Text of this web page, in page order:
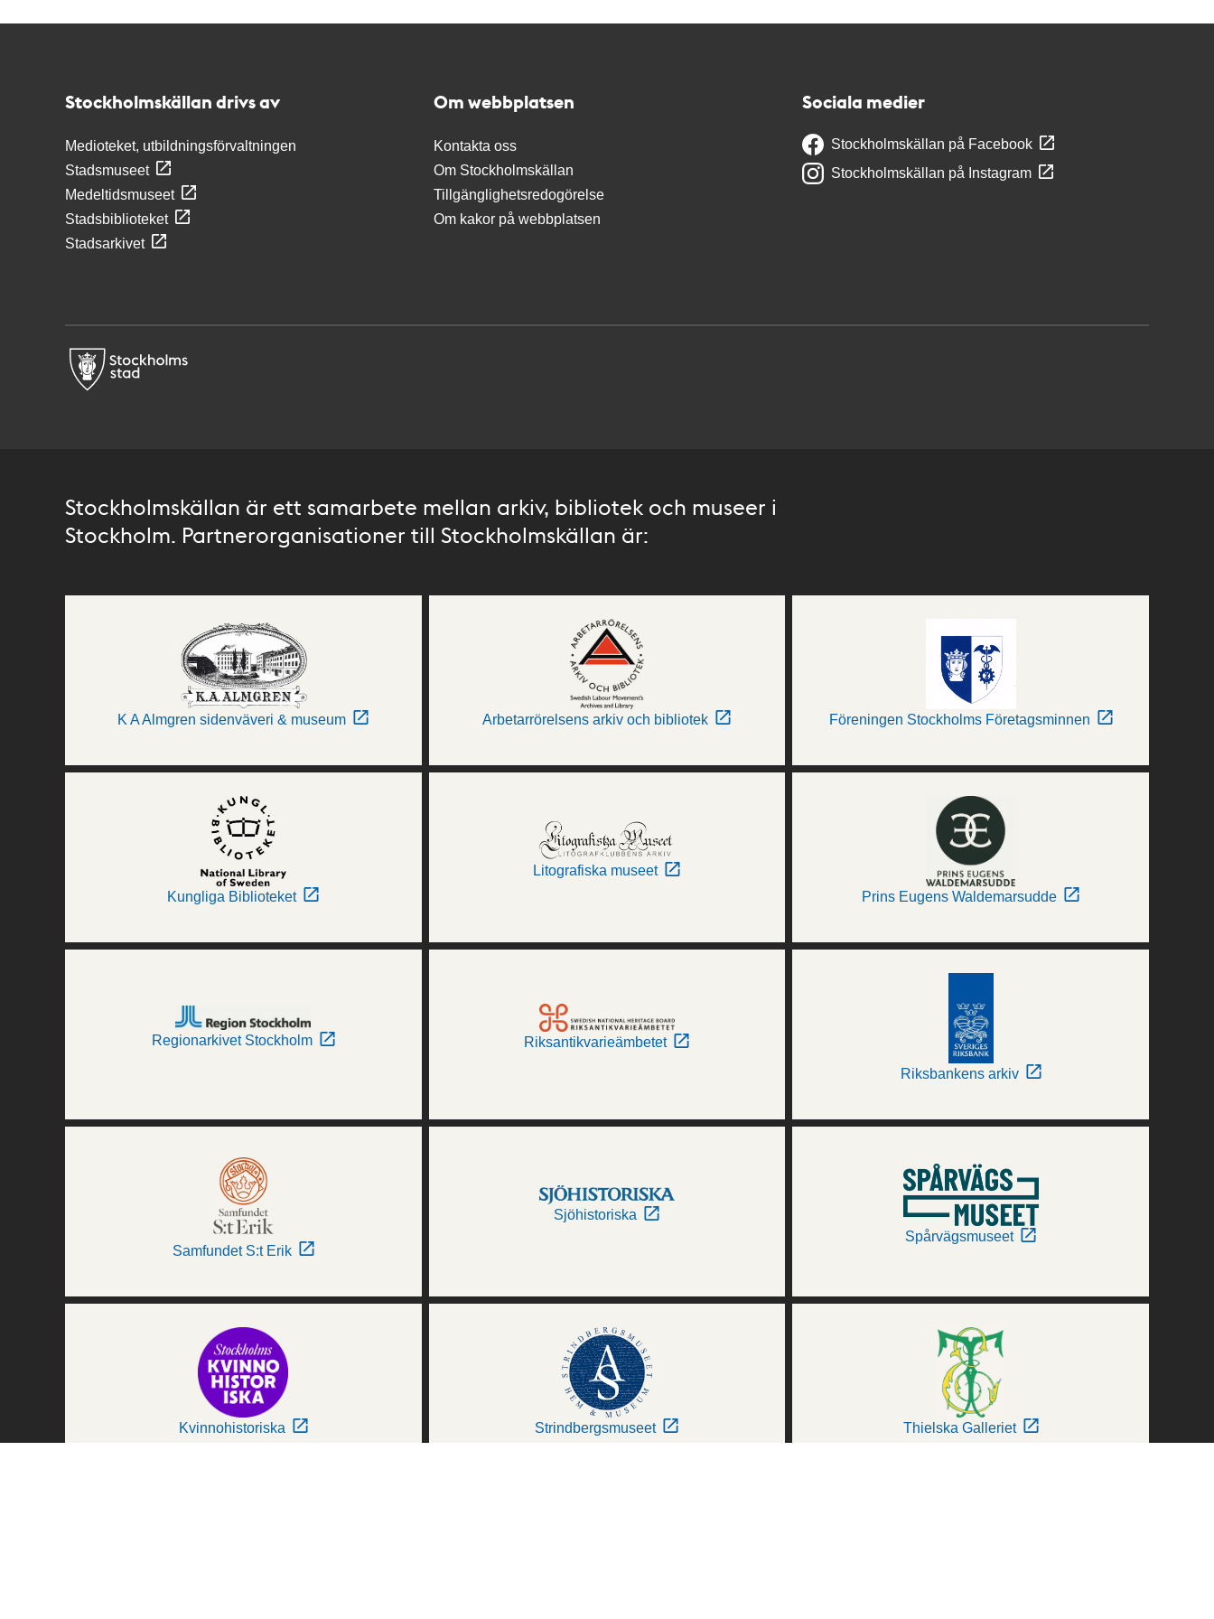
Stockholmskällan drivs av
Medioteket, utbildningsförvaltningen
Stadsmuseet
Medeltidsmuseet
Stadsbiblioteket
Stadsarkivet
Om webbplatsen
Kontakta oss
Om Stockholmskällan
Tillgänglighetsredogörelse
Om kakor på webbplatsen
Sociala medier
Stockholmskällan på Facebook
Stockholmskällan på Instagram
Stockholmskällan är ett samarbete mellan arkiv, bibliotek och museer i
Stockholm. Partnerorganisationer till Stockholmskällan är:
K A Almgren sidenväveri & museum Arbetarrörelsens arkiv och bibliotek Föreningen Stockholms Företagsminnen
Kungliga Biblioteket
Litografiska museet
Prins Eugens Waldemarsudde
Regionarkivet Stockholm Riksantikvarieämbetet
Riksbankens arkiv
Samfundet S:t Erik
Sjöhistoriska
Spårvägsmuseet
Kvinnohistoriska Strindbergsmuseet Thielska Galleriet